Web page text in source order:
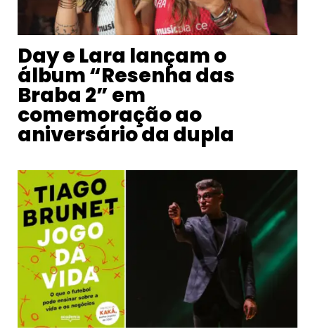
Day e Lara lançam o
álbum “Resenha das
Braba 2” em
comemoração ao
aniversário da dupla